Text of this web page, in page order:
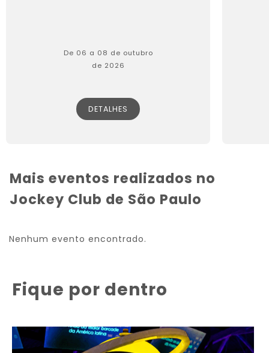
De 06 a 08 de outubro
de 2026
DETALHES
Mais eventos realizados no
Jockey Club de São Paulo
Nenhum evento encontrado.
Fique por dentro